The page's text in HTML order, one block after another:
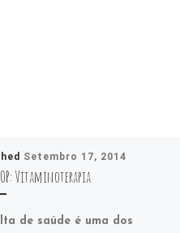
Setembro 17, 2014
Vitaminoterapia
de saúde é uma dos